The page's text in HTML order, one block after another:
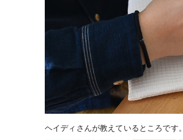
ヘイディさんが教えているところです。